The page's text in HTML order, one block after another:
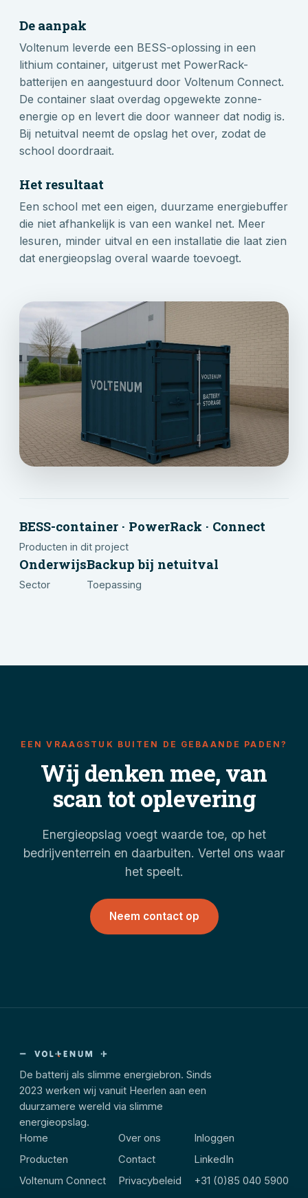
De aanpak
Voltenum leverde een BESS-oplossing in een
lithium container, uitgerust met PowerRack-
batterijen en aangestuurd door Voltenum Connect.
De container slaat overdag opgewekte zonne-
energie op en levert die door wanneer dat nodig is.
Bij netuitval neemt de opslag het over, zodat de
school doordraait.
Het resultaat
Een school met een eigen, duurzame energiebuffer
die niet afhankelijk is van een wankel net. Meer
lesuren, minder uitval en een installatie die laat zien
dat energieopslag overal waarde toevoegt.
BESS-container · PowerRack · Connect
Producten in dit project
Onderwijs
Sector
Backup bij netuitval
Toepassing
EEN VRAAGSTUK BUITEN DE GEBAANDE PADEN?
Wij denken mee, van
scan tot oplevering
Energieopslag voegt waarde toe, op het
bedrijventerrein en daarbuiten. Vertel ons waar
het speelt.
Neem contact op
De batterij als slimme energiebron. Sinds
2023 werken wij vanuit Heerlen aan een
duurzamere wereld via slimme
energieopslag.
Home
Producten
Voltenum Connect
Over ons
Contact
Privacybeleid
Inloggen
LinkedIn
+31 (0)85 040 5900